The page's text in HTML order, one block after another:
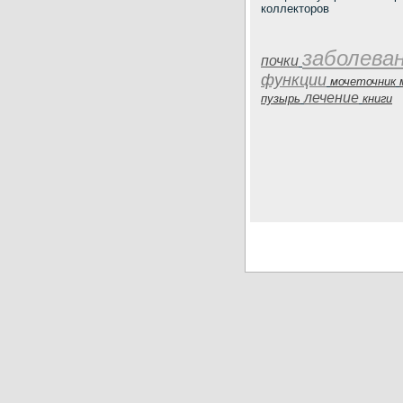
коллекторов
почки
функции мочеточник
пузырь лечение книги